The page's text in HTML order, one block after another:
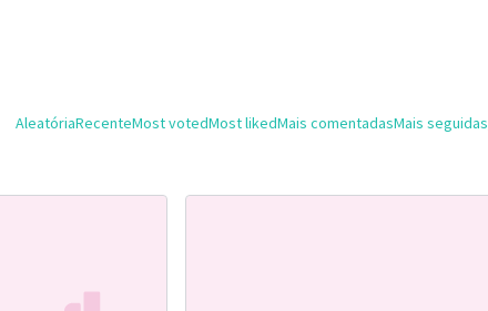
AleatóriaRecenteMost votedMost likedMais comentadasMais seguidas